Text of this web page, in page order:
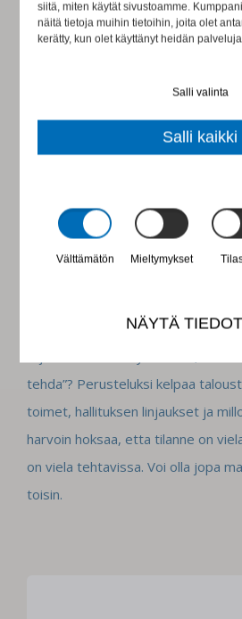
siitä, miten käytät sivustoamme.
näitä tietoja muihin tietoihin, joita olet
kerätty, kun olet käyttänyt heidän
Salli valinta
Salli kaikki
Välttämätön Mieltymykset
NÄYTÄ TIEDOT
alistuneet ns. ylhaalta annettuun
kuoppa. Miksi emme heti
ei voinut olla miettimatta, miten
tehda”? Perusteluksi kelpaa
toimet, hallituksen linjaukset ja
harvoin hoksaa, etta tilanne on
on viela tehtavissa. Voi olla jopa
toisin.